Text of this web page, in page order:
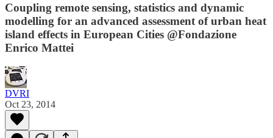
Coupling remote sensing, statistics and dynamic
modelling for an advanced assessment of urban heat
island effects in European Cities @Fondazione
Enrico Mattei
DVRI
Oct 23, 2014